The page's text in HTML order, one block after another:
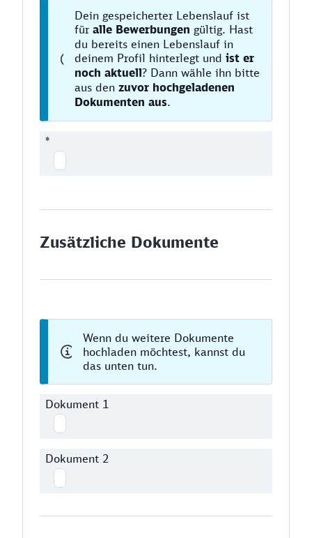
Dein gespeicherter Lebenslauf ist
füralle Bewerbungen
du bereits einen Lebenslauf in
deinem Profil hinterlegt undist er
noch aktuell? Dann wähle ihn bitte
aus denzuvor hochgeladenen
Dokumenten aus.
*
Zusätzliche Dokumente
Wenn du weitere Dokumente
hochladen möchtest, kannst du
das unten tun.
Dokument 1
Dokument 2